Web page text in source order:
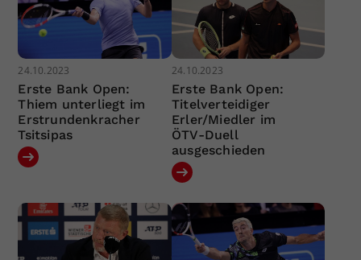
24.10.2023
Erste Bank Open:
Thiem unterliegt im
Erstrundenkracher
Tsitsipas
24.10.2023
Erste Bank Open:
Titelverteidiger
Erler/Miedler im
ÖTV-Duell
ausgeschieden